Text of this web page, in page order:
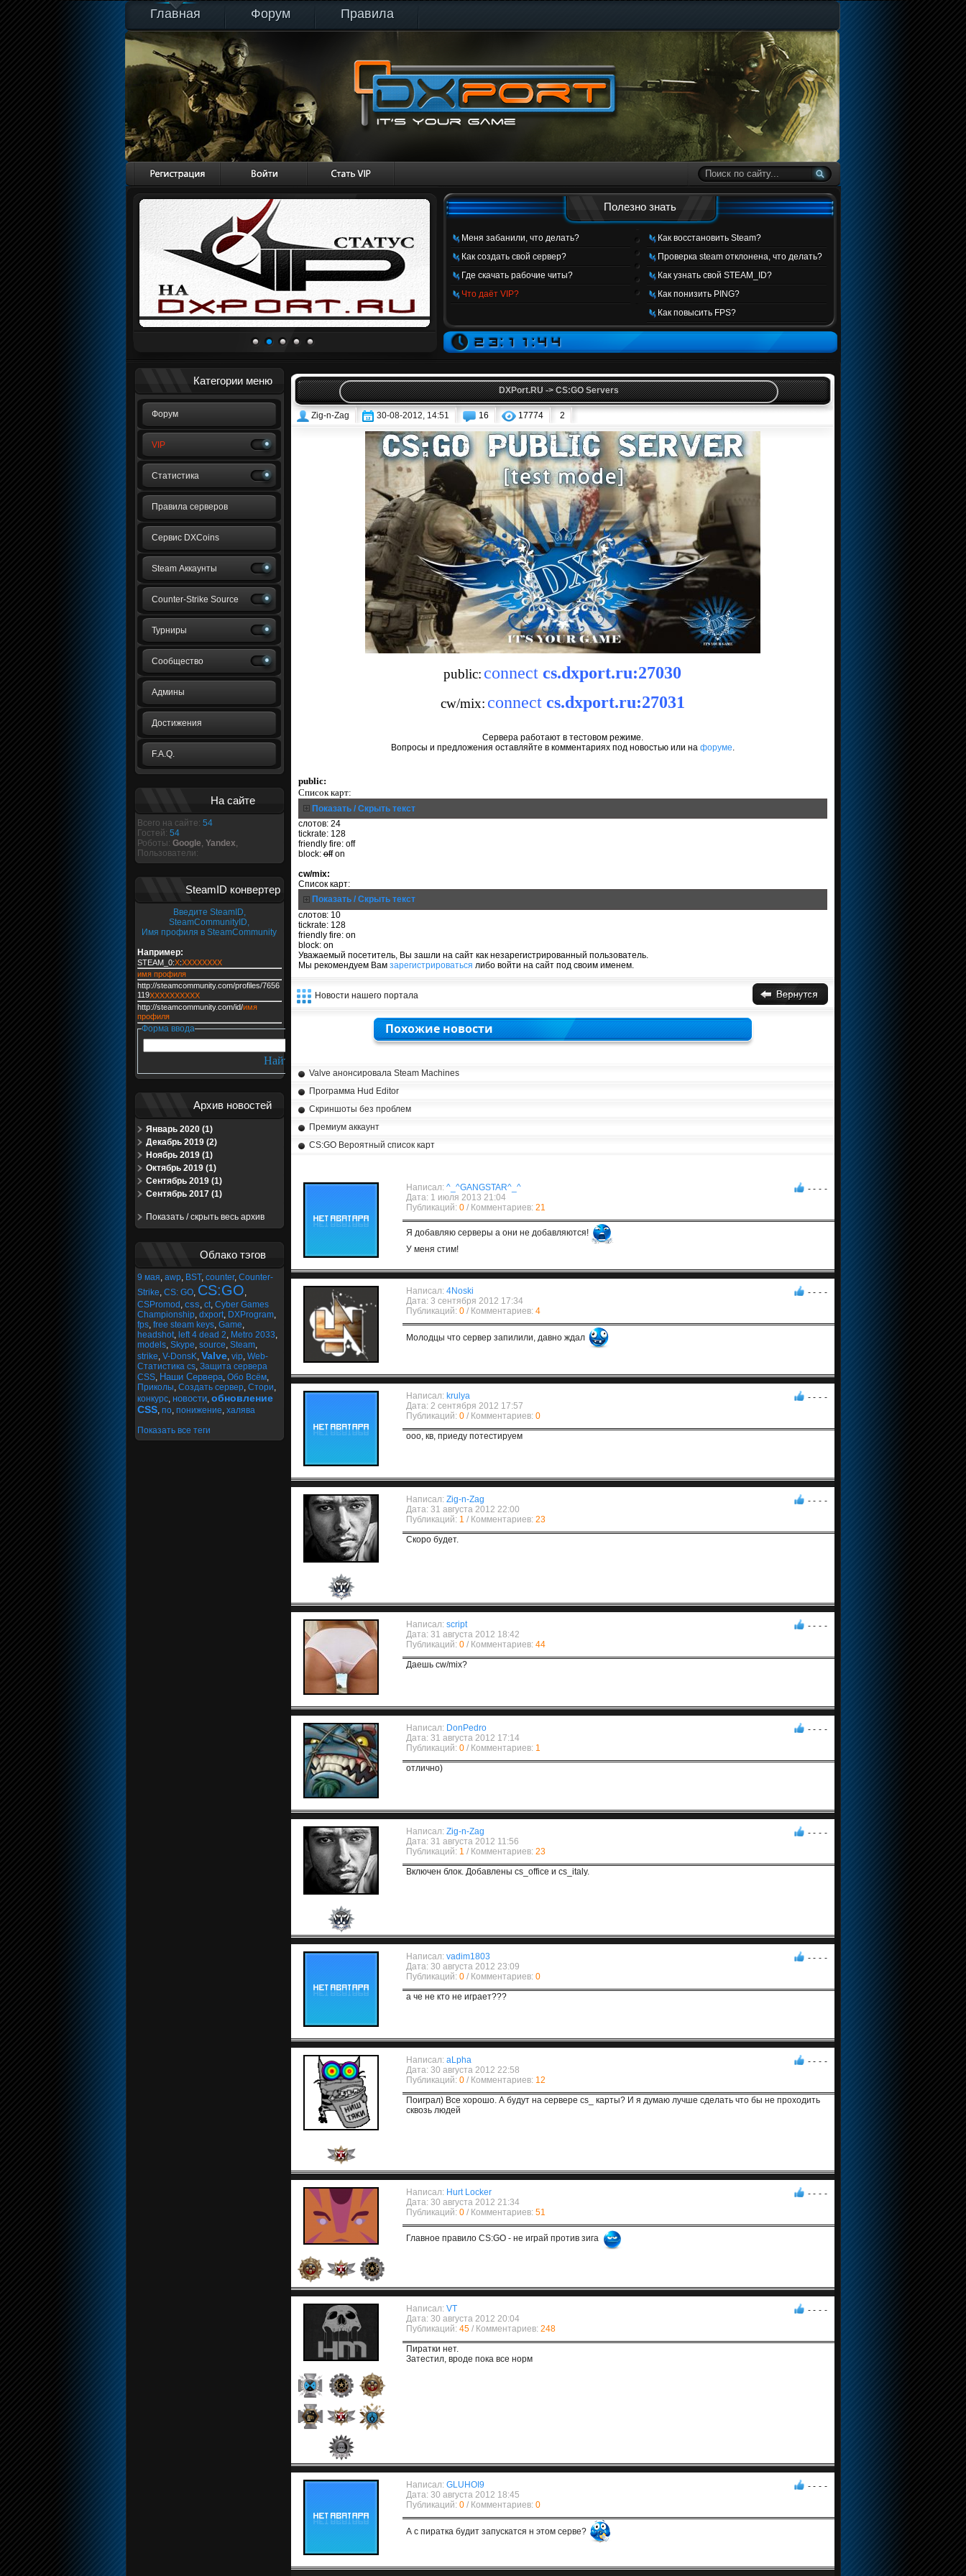
Главная Форум Правила
Полезно знать
Меня забанили, что делать?
Как создать свой сервер?
Где скачать рабочие читы?
Что даёт VIP?
Как восстановить Steam?
Проверка steam отклонена, что делать?
Как узнать свой STEAM_ID?
Как понизить PING?
Как повысить FPS?
Категории меню
Форум
VIP
Статистика
Правила серверов
Сервис DXCoins
Steam Аккаунты
Counter-Strike Source
Турниры
Сообщество
Админы
Достижения
F.A.Q.
На сайте
Всего на сайте: 54
Гостей: 54
Роботы: Google, Yandex,
Пользователи:
SteamID конвертер
Введите SteamID,
SteamCommunityID,
Имя профиля в SteamCommunity
Например:
STEAM_0:X:XXXXXXXX
имя профиля
http://steamcommunity.com/profiles/7656
119XXXXXXXXXX
http://steamcommunity.com/id/имя
профиля
Форма ввода
Архив новостей
Январь 2020 (1)
Декабрь 2019 (2)
Ноябрь 2019 (1)
Октябрь 2019 (1)
Сентябрь 2019 (1)
Сентябрь 2017 (1)
Показать / скрыть весь архив
Облако тэгов
9 мая, awp, BST, counter, Counter-
Strike, CS: GO, CS:GO,
CSPromod , css, ct, Cyber Games
Championship, dxport, DXProgram,
fps, free steam keys, Game,
headshot, left 4 dead 2, Metro 2033,
models, Skype, source, Steam,
strike, V-DonsK, Valve, vip, Web-
Статистика cs, Защита сервера
CSS, Наши Сервера, Обо Всём,
Приколы, Создать сервер, Стори,
конкурс, новости, обновление
CSS, по, понижение, халява
Показать все теги
DXPort.RU -> CS:GO Servers
Zig-n-Zag 30-08-2012, 14:51 16 17774 2
public: connect cs.dxport.ru:27030
cw/mix: connect cs.dxport.ru:27031
Сервера работают в тестовом режиме.
Вопросы и предложения оставляйте в комментариях под новостью или на форуме.
public:
Список карт:
Показать / Скрыть текст
слотов: 24
tickrate: 128
friendly fire: off
block:offon
cw/mix:
Список карт:
Показать / Скрыть текст
слотов: 10
tickrate: 128
friendly fire: on
block: on
Уважаемый посетитель, Вы зашли на сайт как незарегистрированный пользователь.
Мы рекомендуем Вам зарегистрироваться либо войти на сайт под своим именем.
Новости нашего портала
Похожие новости
Valve анонсировала Steam Machines
Программа Hud Editor
Скриншоты без проблем
Премиум аккаунт
CS:GO Вероятный список карт
Написал: ^_^GANGSTAR^_^
Дата: 1 июля 2013 21:04
Публикаций: 0/ Комментариев: 21
- - - -
Я добавляю серверы а они не добавляются!
У меня стим!
Написал: 4Noski
Дата: 3 сентября 2012 17:34
Публикаций: 0/ Комментариев: 4
- - - -
Молодцы что сервер запилили, давно ждал
Написал: krulya
Дата: 2 сентября 2012 17:57
Публикаций: 0/ Комментариев: 0
- - - -
ооо, кв, приеду потестируем
Написал: Zig-n-Zag
Дата: 31 августа 2012 22:00
Публикаций: 1 / Комментариев: 23
- - - -
Скоро будет.
Написал: script
Дата: 31 августа 2012 18:42
Публикаций: 0/ Комментариев: 44
- - - -
Даешь cw/mix?
Написал: DonPedro
Дата: 31 августа 2012 17:14
Публикаций: 0/ Комментариев: 1
- - - -
отлично)
Написал: Zig-n-Zag
Дата: 31 августа 2012 11:56
Публикаций: 1 / Комментариев: 23
- - - -
Включен блок. Добавлены cs_office и cs_italy.
Написал: vadim1803
Дата: 30 августа 2012 23:09
Публикаций: 0/ Комментариев: 0
- - - -
а че не кто не играет???
Написал: aLpha
Дата: 30 августа 2012 22:58
Публикаций: 0/ Комментариев: 12
- - - -
Поиграл) Все хорошо. А будут на сервере cs_ карты? И я думаю лучше сделать что бы не проходить
сквозь людей
Написал: Hurt Locker
Дата: 30 августа 2012 21:34
Публикаций: 0/ Комментариев: 51
- - - -
Главное правило CS:GO - не играй против зига
Написал: VT
Дата: 30 августа 2012 20:04
Публикаций: 45/ Комментариев: 248
- - - -
Пиратки нет.
Затестил, вроде пока все норм
Написал: GLUHOI9
Дата: 30 августа 2012 18:45
Публикаций: 0/ Комментариев: 0
- - - -
А с пиратка будит запускатся н этом серве?